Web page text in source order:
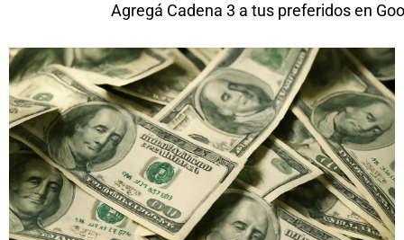
Agregá Cadena 3 a tus preferidos en